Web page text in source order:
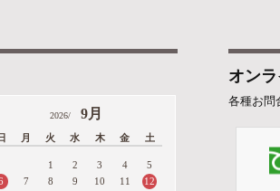
2026/ 9月
月 火 水 木 金 土
1 2 3 4
5
7 8 9 10 11
12
オン
各種お問